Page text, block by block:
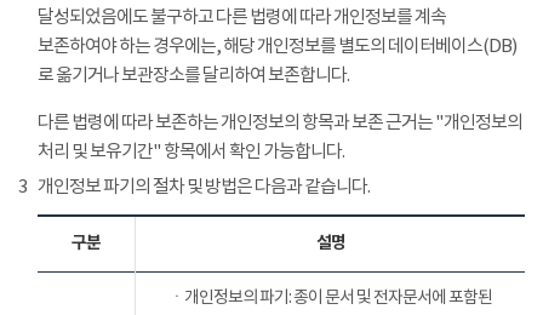
달성되었음에도 불구하고 다른 법령에 따라 개인정보를 계속
보존하여야 하는 경우에는, 해당 개인정보를 별도의 데이터베이스(DB)
로 옮기거나 보관장소를 달리하여 보존합니다.
다른 법령에 따라 보존하는 개인정보의 항목과 보존 근거는 "개인정보의
처리 및 보유기간" 항목에서 확인 가능합니다.
3 개인정보 파기의 절차 및 방법은 다음과 같습니다.
구분 설명
ㆍ개인정보의 파기: 종이 문서 및 전자문서에 포함된